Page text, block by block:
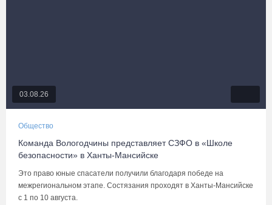
03.08.26
Общество
Команда Вологодчины представляет СЗФО в «Школе
безопасности» в Ханты-Мансийске
Это право юные спасатели получили благодаря победе на
межрегиональном этапе. Состязания проходят в Ханты-Мансийске
с 1 по 10 августа.